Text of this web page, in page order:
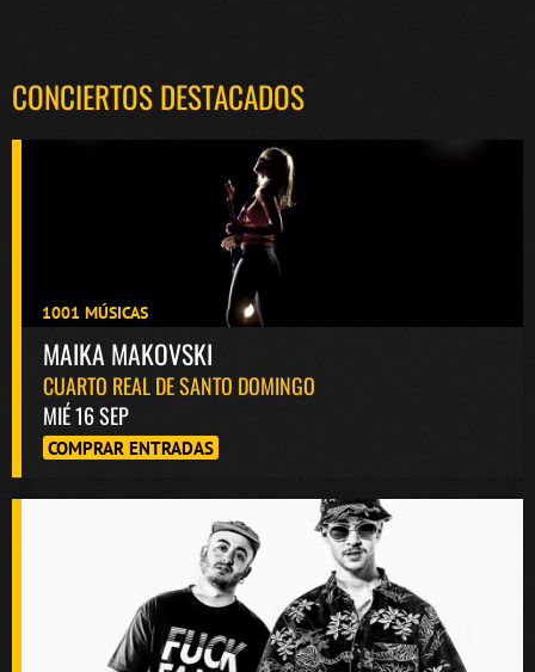
CONCIERTOS DESTACADOS
1001 MÚSICAS
MAIKA MAKOVSKI
CUARTO REAL DE SANTO DOMINGO
MIÉ 16 SEP
COMPRAR ENTRADAS